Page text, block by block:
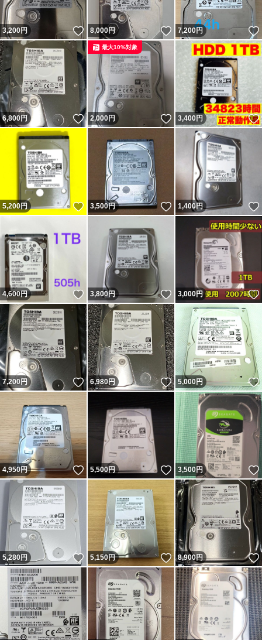
3,200円 いいね！
8,000円 いいね！
7,200円
6,800円 いいね！
2,000円 いいね！
最大10%対象
3,400円
5,200円 いいね！
3,500円 いいね！
1,400円
4,600円 いいね！
3,800円 いいね！
3,000円
7,200 円 いいね！
6,980円 いいね！
5,000円
4,950円 いいね！
5,500円 いいね！
3,500円
5,280円 いいね！
5,150円 いいね！
8,900円